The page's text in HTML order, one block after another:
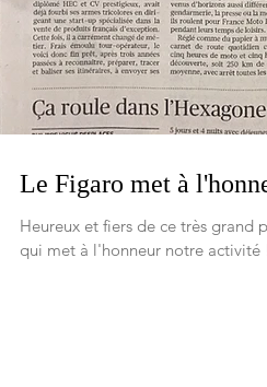
Le Figaro met à
Heureux et fiers de ce très grand
qui met à l'honneur notre activité